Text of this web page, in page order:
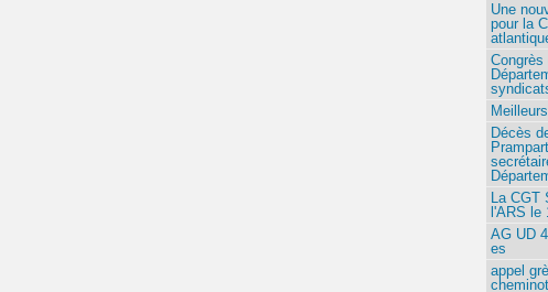
Une
pour la
Congrès
Décès
La CGT
l'ARS le
AG UD
es
appel